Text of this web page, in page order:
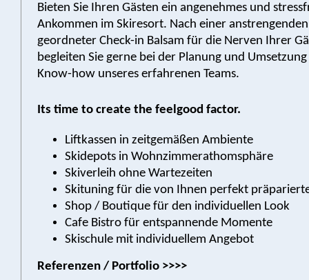
Bieten Sie Ihren Gästen ein angenehmes und
Ankommen im Skiresort. Nach einer
geordneter Check-in Balsam für die Nerven Ihrer
begleiten Sie gerne bei der Planung und
Know-how unseres erfahrenen Teams.
Its time to create the feelgood factor.
Liftkassen in zeitgemäßen Ambiente
Skidepots in Wohnzimmerathomsphäre
Skiverleih ohne Wartezeiten
Skituning für die von Ihnen perfekt
Shop / Boutique für den individuellen Look
Cafe Bistro für entspannende Momente
Skischule mit individuellem Angebot
Referenzen / Portfolio >>>>